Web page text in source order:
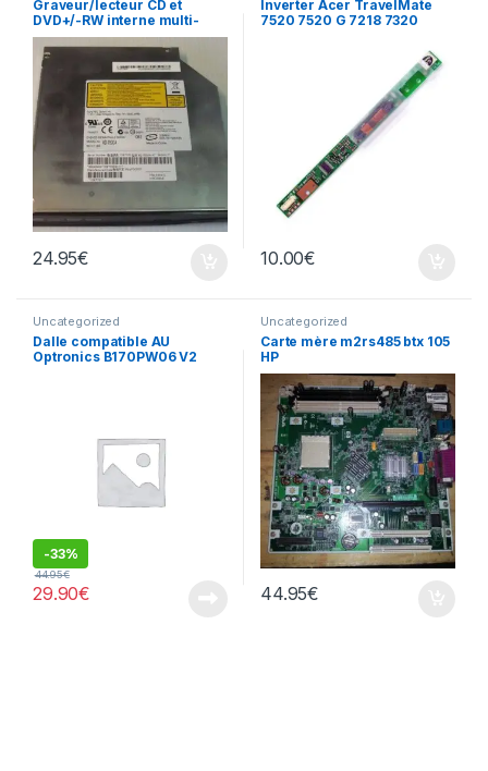
Graveur/lecteur CD et
DVD+/-RW interne multi-
recorder portable AD-7530A
24.95€
Inverter Acer TravelMate
7520 7520 G 7218 7320
10.00€
Uncategorized
Dalle compatible AU
Optronics B170PW06 V2
-33%
29.90€
44.95€
Uncategorized
Carte mère m2rs485 btx 105
HP
44.95€